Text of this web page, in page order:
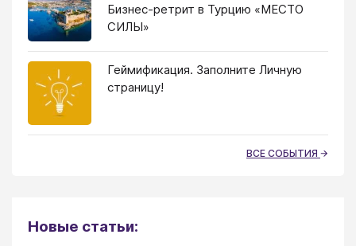
Бизнес-ретрит в Турцию «МЕСТО
СИЛЫ»
Геймификация. Заполните Личную
страницу!
ВСЕ СОБЫТИЯ
Новые статьи: